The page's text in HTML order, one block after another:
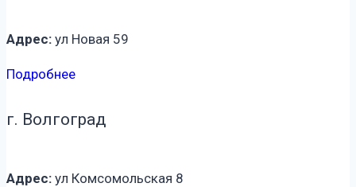
Адрес: ул Новая 59
Подробнее
г. Волгоград
Адрес: ул Комсомольская 8